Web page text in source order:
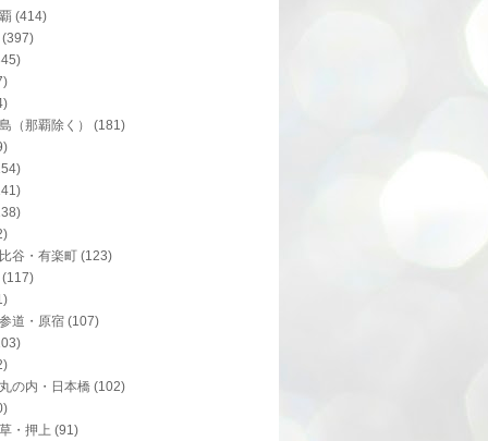
(414)
(397)
（那覇除く）
(181)
谷・有楽町 (123)
(117)
道・原宿 (107)
の内・日本橋 (102)
・押上 (91)